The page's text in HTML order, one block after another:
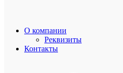
О компании
Реквизиты
Контакты